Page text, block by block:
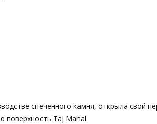
спеченного камня, открыла свой
поверхность Taj Mahal.